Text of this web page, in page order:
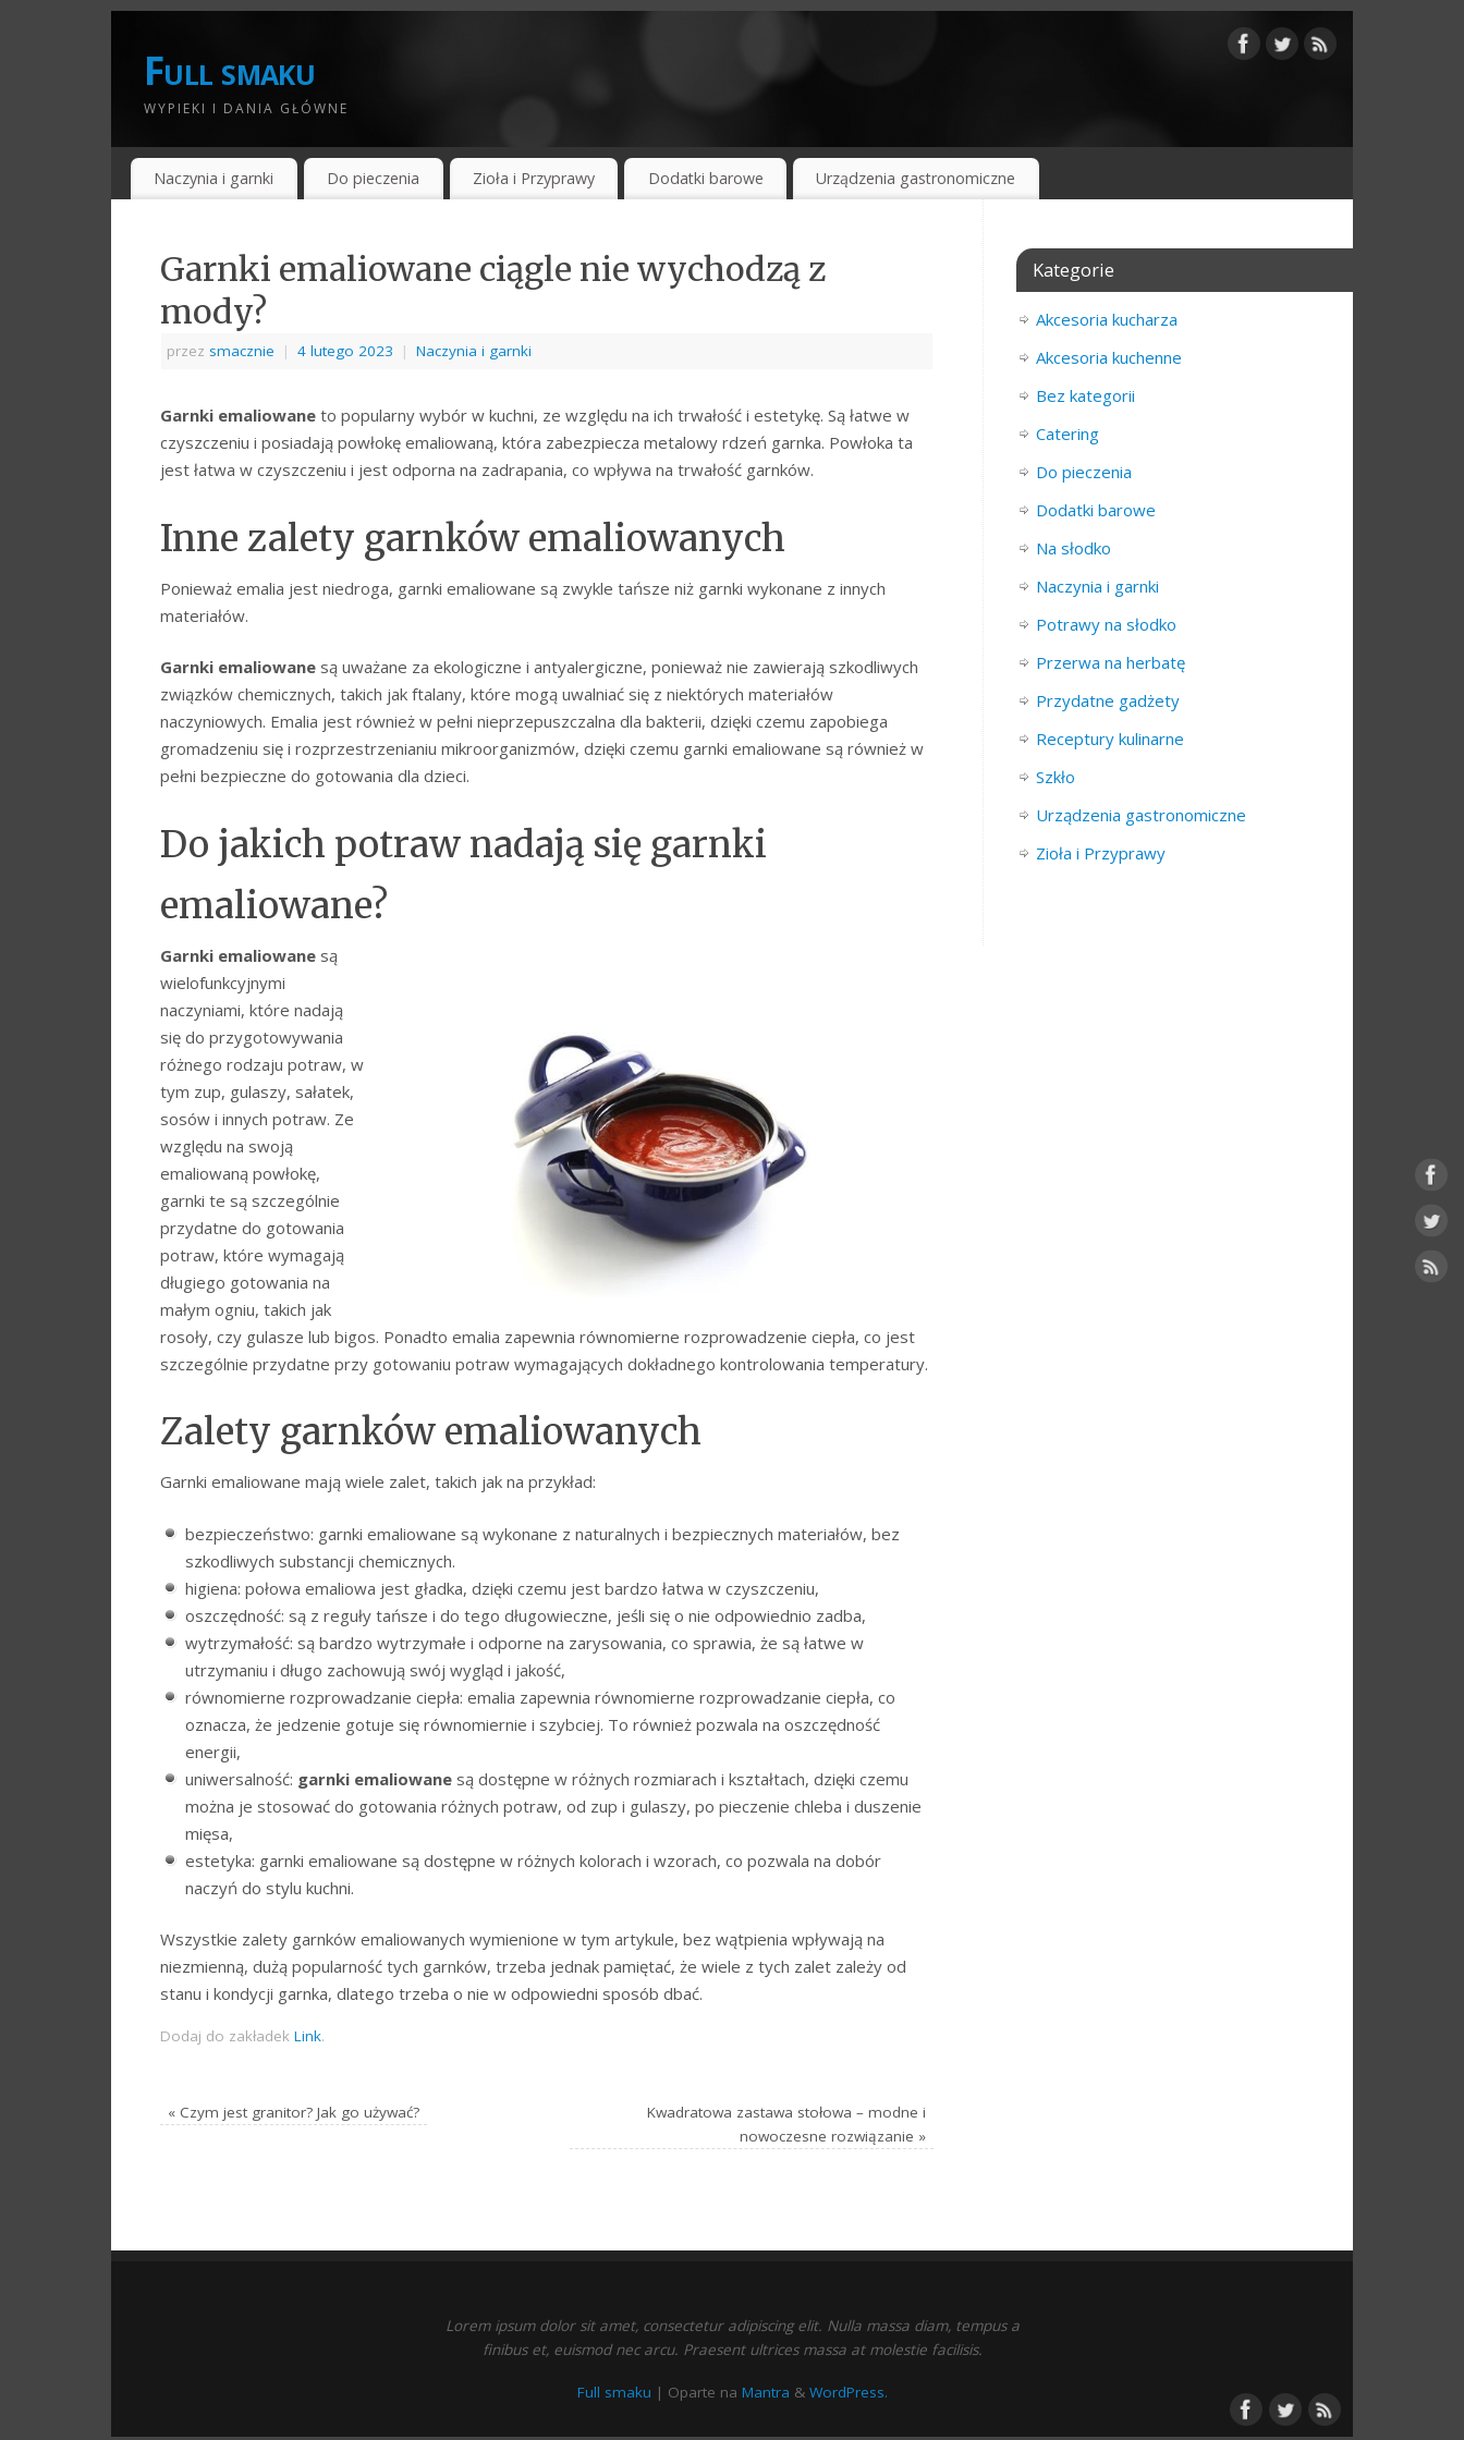
Full smaku
WYPIEKI I DANIA GŁÓWNE
Naczynia i garnki Do pieczenia Zioła i Przyprawy Dodatki barowe Urządzenia gastronomiczne
Garnki emaliowane ciągle nie wychodzą z
mody?
przez smacznie | 4 lutego 2023 | Naczynia i garnki
Garnki emaliowane to popularny wybór w kuchni, ze względu na ich trwałość i estetykę. Są łatwe w
czyszczeniu i posiadają powłokę emaliowaną, która zabezpiecza metalowy rdzeń garnka. Powłoka ta
jest łatwa w czyszczeniu i jest odporna na zadrapania, co wpływa na trwałość garnków.
Inne zalety garnków emaliowanych
Ponieważ emalia jest niedroga, garnki emaliowane są zwykle tańsze niż garnki wykonane z innych
materiałów.
Garnki emaliowane są uważane za ekologiczne i antyalergiczne, ponieważ nie zawierają szkodliwych
związków chemicznych, takich jak ftalany, które mogą uwalniać się z niektórych materiałów
naczyniowych. Emalia jest również w pełni nieprzepuszczalna dla bakterii, dzięki czemu zapobiega
gromadzeniu się i rozprzestrzenianiu mikroorganizmów, dzięki czemu garnki emaliowane są również w
pełni bezpieczne do gotowania dla dzieci.
Do jakich potraw nadają się garnki
emaliowane?
Garnki emaliowane są
wielofunkcyjnymi
naczyniami, które nadają
się do przygotowywania
różnego rodzaju potraw, w
tym zup, gulaszy, sałatek,
sosów i innych potraw. Ze
względu na swoją
emaliowaną powłokę,
garnki te są szczególnie
przydatne do gotowania
potraw, które wymagają
długiego gotowania na
małym ogniu, takich jak
rosoły, czy gulasze lub bigos. Ponadto emalia zapewnia równomierne rozprowadzenie ciepła, co jest
szczególnie przydatne przy gotowaniu potraw wymagających dokładnego kontrolowania temperatury.
Zalety garnków emaliowanych
Garnki emaliowane mają wiele zalet, takich jak na przykład:
bezpieczeństwo: garnki emaliowane są wykonane z naturalnych i bezpiecznych materiałów, bez
szkodliwych substancji chemicznych.
higiena: połowa emaliowa jest gładka, dzięki czemu jest bardzo łatwa w czyszczeniu,
oszczędność: są z reguły tańsze i do tego długowieczne, jeśli się o nie odpowiednio zadba,
wytrzymałość: są bardzo wytrzymałe i odporne na zarysowania, co sprawia, że są łatwe w
utrzymaniu i długo zachowują swój wygląd i jakość,
równomierne rozprowadzanie ciepła: emalia zapewnia równomierne rozprowadzanie ciepła, co
oznacza, że jedzenie gotuje się równomiernie i szybciej. To również pozwala na oszczędność
energii,
uniwersalność: garnki emaliowanesą dostępne w różnych rozmiarach i kształtach, dzięki czemu
można je stosować do gotowania różnych potraw, od zup i gulaszy, po pieczenie chleba i duszenie
mięsa,
estetyka: garnki emaliowane są dostępne w różnych kolorach i wzorach, co pozwala na dobór
naczyń do stylu kuchni.
Wszystkie zalety garnków emaliowanych wymienione w tym artykule, bez wątpienia wpływają na
niezmienną, dużą popularność tych garnków, trzeba jednak pamiętać, że wiele z tych zalet zależy od
stanu i kondycji garnka, dlatego trzeba o nie w odpowiedni sposób dbać.
Dodaj do zakładek Link.
« Czym jest granitor? Jak go używać?
Kwadratowa zastawa stołowa – modne i
nowoczesne rozwiązanie »
Kategorie
Akcesoria kucharza
Akcesoria kuchenne
Bez kategorii
Catering
Do pieczenia
Dodatki barowe
Na słodko
Naczynia i garnki
Potrawy na słodko
Przerwa na herbatę
Przydatne gadżety
Receptury kulinarne
Szkło
Urządzenia gastronomiczne
Zioła i Przyprawy
Lorem ipsum dolor sit amet, consectetur adipiscing elit. Nulla massa diam, tempus a
finibus et, euismod nec arcu. Praesent ultrices massa at molestie facilisis.
Full smaku | Oparte na Mantra & WordPress.